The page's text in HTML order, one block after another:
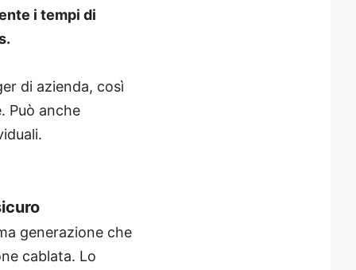
i tempi di
di azienda, così
Può anche
generazione che
cablata. Lo